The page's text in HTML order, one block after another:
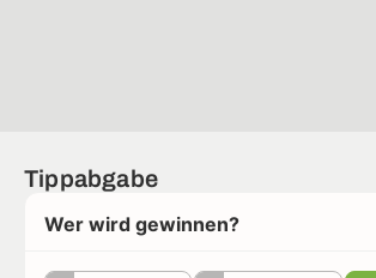
Tippabgabe
Wer wird gewinnen?